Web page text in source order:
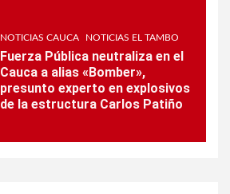
NOTICIAS CAUCA NOTICIAS EL TAMBO
Fuerza Pública neutraliza en el
Cauca a alias «Bomber»,
presunto experto en explosivos
de la estructura Carlos Patiño